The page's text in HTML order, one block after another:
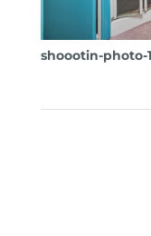
shoootin-photo-